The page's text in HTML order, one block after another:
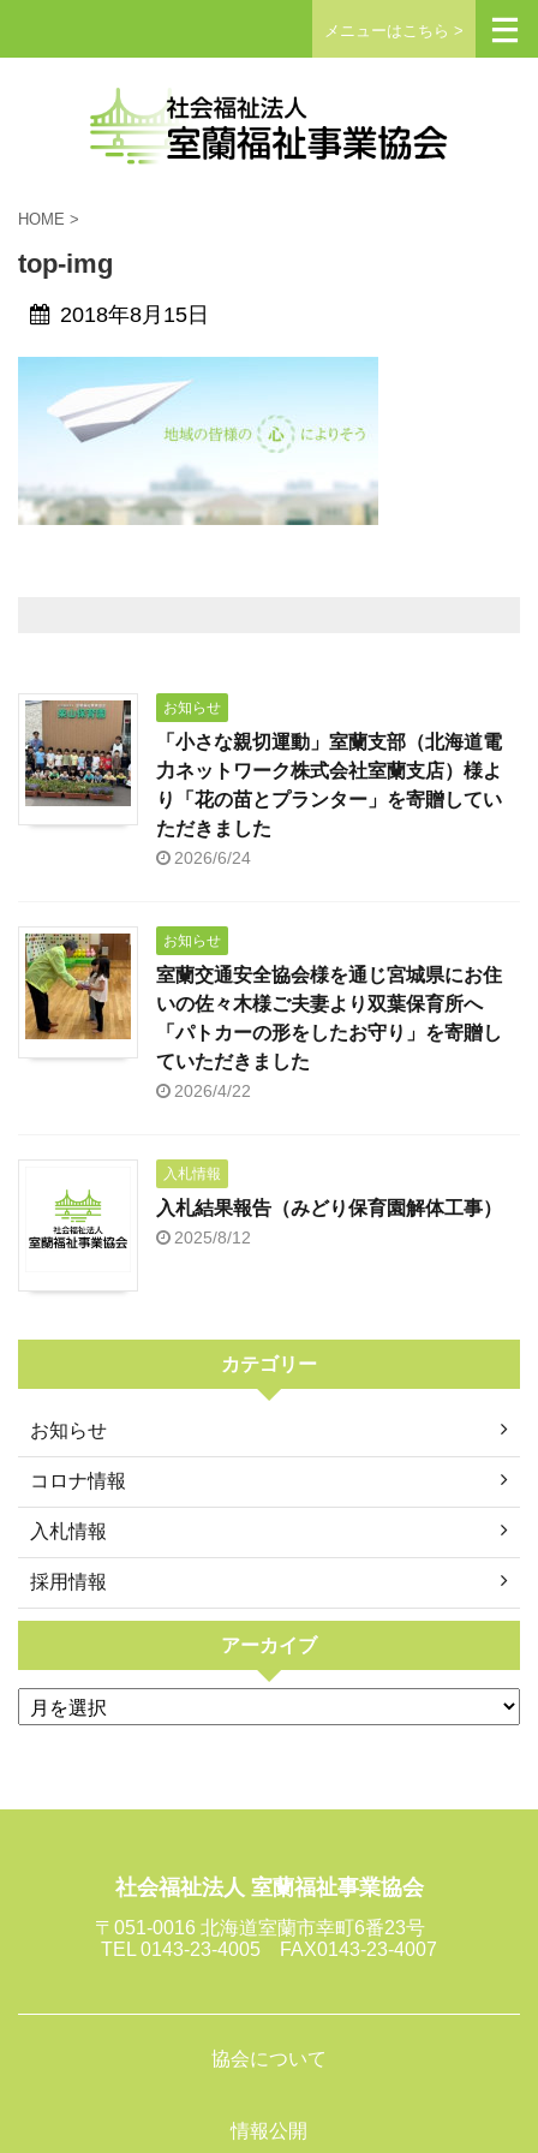
メニューはこちら >
HOME >
top-img
2018年8月15日
お知らせ
「小さな親切運動」室蘭支部（北海道電
力ネットワーク株式会社室蘭支店）様よ
り「花の苗とプランター」を寄贈してい
ただきました
2026/6/24
お知らせ
室蘭交通安全協会様を通じ宮城県にお住
いの佐々木様ご夫妻より双葉保育所へ
「パトカーの形をしたお守り」を寄贈し
ていただきました
2026/4/22
入札情報
入札結果報告（みどり保育園解体工事）
2025/8/12
カテゴリー
お知らせ
コロナ情報
入札情報
採用情報
アーカイブ
社会福祉法人 室蘭福祉事業協会
〒051-0016 北海道室蘭市幸町6番23号
TEL 0143-23-4005 FAX0143-23-4007
協会について
情報公開